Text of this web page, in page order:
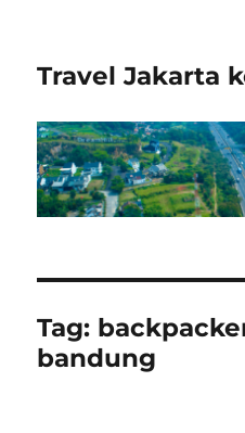
Travel Jakarta
Tag:
bandung